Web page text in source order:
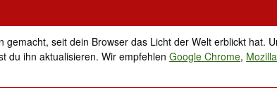
gemacht, seit dein Browser das Licht der Welt erblickt hat.
du ihn aktualisieren. Wir empfehlenGoogle Chrome,